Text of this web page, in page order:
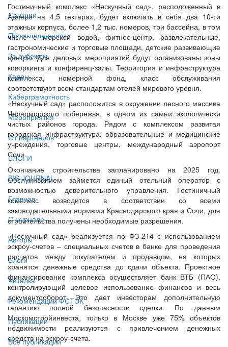
Санкции
Промышленность
За рубежом
Кадры
Киберграмотность
Мероприятия
От партнёров
БЛОГИ
BIS JOURNAL
Главная
О журнале
Авторы
Блоги
Читалка
Рекомендации ФСТЭК
Публикации
Все публикации
Гостиничный комплекс «Нескучный сад», расположенный в
Адлере на 4,5 гектарах, будет включать в себя два 10-ти
этажных корпуса, более 1,2 тыс. номеров, три бассейна, в том
числе с морской водой, фитнес-центр, развлекательные,
гастрономические и торговые площади, детские развивающие
центры. Для деловых мероприятий будут организованы зоны
коворкинга и конференц-залы. Территория и инфраструктура
комплекса, номерной фонд, класс обслуживания
соответствуют всем стандартам отелей мирового уровня.
«Нескучный сад» расположится в окружении лесного массива
Черноморского побережья, в одном из самых экологически
чистых районов города. Рядом с комплексом развитая
городская инфраструктура: образовательные и медицинские
учреждения, торговые центры, международный аэропорт
Сочи.
Окончание строительства запланировано на 2025 год.
Обслуживанием займется единый отельный оператор с
возможностью доверительного управления. Гостиничный
комплекс возводится в соответствии со всеми
законодательными нормами Краснодарского края и Сочи, для
строительства получены необходимые разрешения.
«Нескучный сад» реализуется по ФЗ-214 с использованием
эскроу-счетов – специальных счетов в банке для проведения
расчетов между покупателем и продавцом, на которых
хранятся денежные средства до сдачи объекта. Проектное
финансирование комплекса осуществляет банк ВТБ (ПАО),
контролирующий целевое использование финансов и весь
документооборот. Это дает инвесторам дополнительную
гарантию полной безопасности сделки. По данным
Москомстройинвеста, только в Москве уже 75% объектов
недвижимости реализуются с привлечением денежных
средств на эскроу-счета.